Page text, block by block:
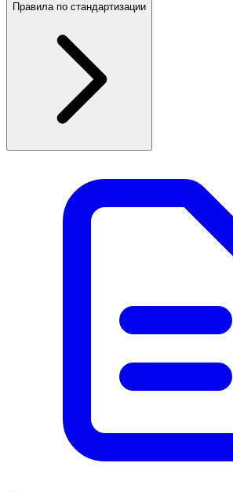
Правила по стандартизации